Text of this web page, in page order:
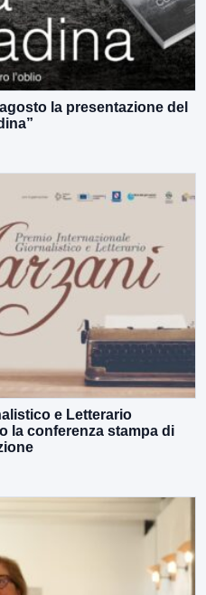
la presentazione del
e Letterario
la conferenza stampa di